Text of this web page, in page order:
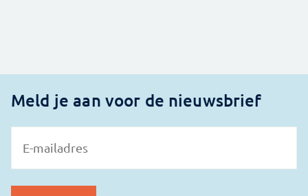
Meld je aan voor de nieuwsbrief